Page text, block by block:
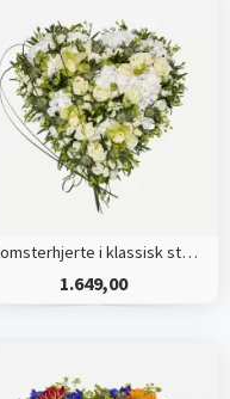
Blomsterhjerte i klassisk stil - creme
1.649,00